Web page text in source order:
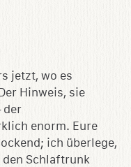
jetzt, wo es
Hinweis, sie
der
enorm. Eure
ich überlege,
Schlaftrunk